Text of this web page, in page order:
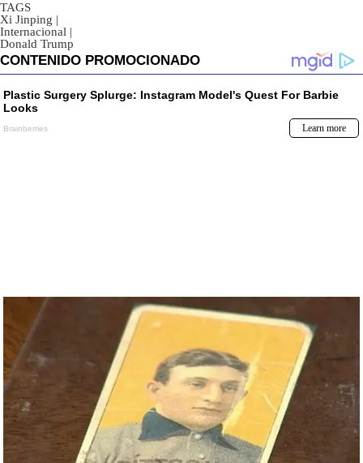
TAGS
Xi Jinping |
Internacional |
Donald Trump